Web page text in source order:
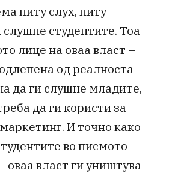
ниту слух, ниту
студентите. Тоа
лице на оваа власт –
од реалноста
да ги слушне младите,
да ги користи за
И точно како
во писмото
оваа власт ги уништува